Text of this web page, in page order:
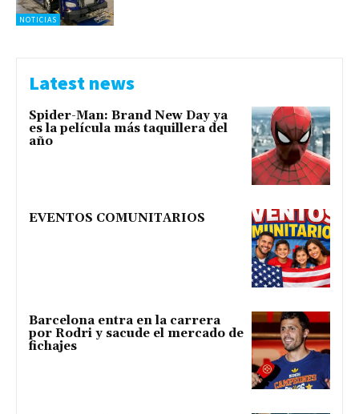
NOTICIAS
Latest news
Spider-Man: Brand New Day ya
es la película más taquillera del
año
EVENTOS COMUNITARIOS
Barcelona entra en la carrera
por Rodri y sacude el mercado de
fichajes